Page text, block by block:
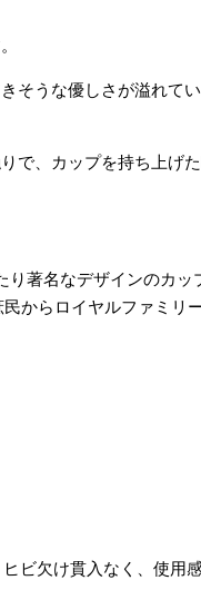
そうな優しさが溢れて
で、カップを持ち上げ
著名なデザインのカッ
からロイヤルファミリ
ビ欠け貫入なく、使用